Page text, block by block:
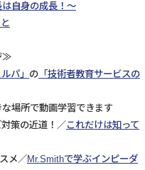
自身の成長！～
≫
パ」 の 「技術者教育サービスの
場所で動画学習できます
策の近道！／ これだけは知って
メ／ Mr.Smithで学ぶインピーダ